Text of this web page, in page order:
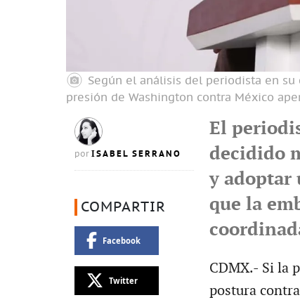
Según el análisis del periodista en
presión de Washington contra México
por ISABEL SERRANO
COMPARTIR
Facebook
Twitter
El
decidido
y adoptar
que la
CDMX.- Si la
postura